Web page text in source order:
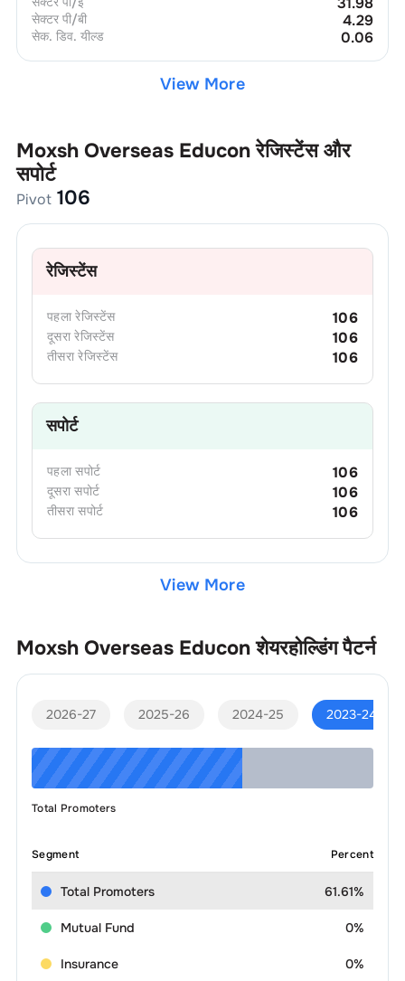
सेक्टर पी/बी 4.29
सेक. डिव. यील्ड 0.06
View More
Moxsh Overseas Educon रेजिस्टेंस और
सपोर्ट
Pivot 106
रेजिस्टेंस
पहला रेजिस्टेंस 106
दूसरा रेजिस्टेंस 106
तीसरा रेजिस्टेंस 106
सपोर्ट
पहला सपोर्ट 106
दूसरा सपोर्ट 106
तीसरा सपोर्ट 106
View More
Moxsh Overseas Educon शेयरहोल्डिंग पैटर्न
2026-27 2025-26 2024-25 2023-24
Total Promoters
Segment Percent
Total Promoters 61.61%
Mutual Fund 0%
Insurance 0%